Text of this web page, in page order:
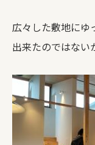
広々した敷地にゆ
出来たのではない